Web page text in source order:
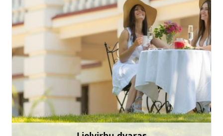
lielvirbumuiza@gmail.com
+371 29402605
Eik su